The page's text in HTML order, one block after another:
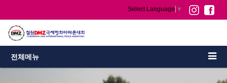
Select Language ▼
전체메뉴